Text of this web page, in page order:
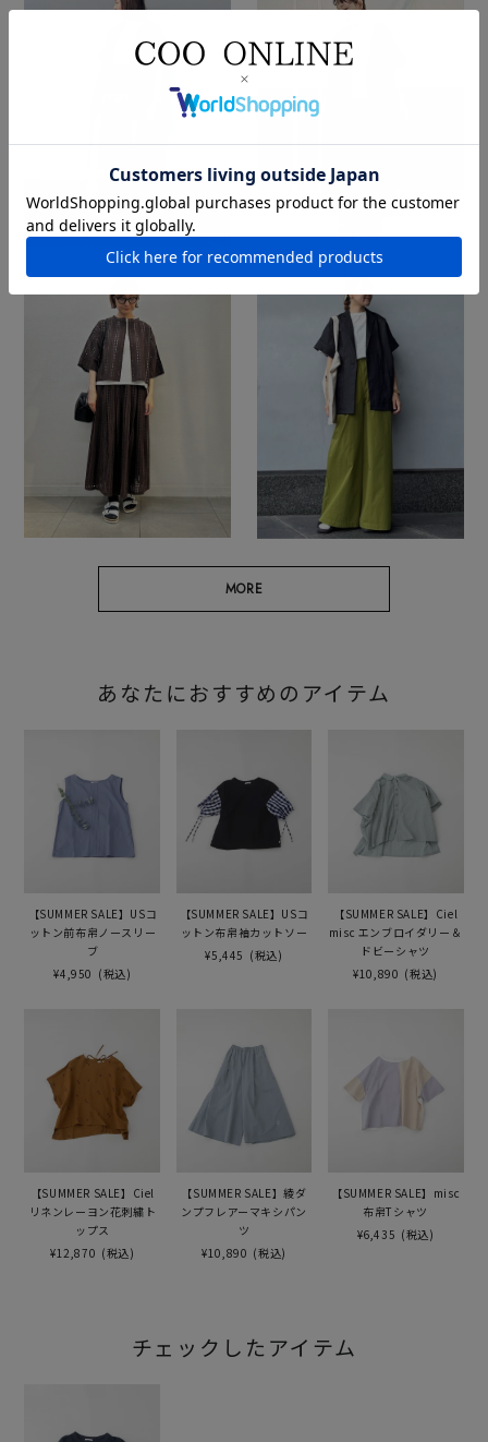
MORE
あなたにおすすめのアイテム
【SUMMER SALE】USコ
ットン前布帛ノースリー
ブ
¥4,950 (税込)
【SUMMER SALE】USコ
ットン布帛袖カットソー
¥5,445 (税込)
【SUMMER SALE】Ciel
misc エンブロイダリー＆
ドビーシャツ
¥10,890 (税込)
【SUMMER SALE】Ciel
リネンレーヨン花刺繍ト
ップス
¥12,870 (税込)
【SUMMER SALE】綾ダ
ンプフレアーマキシパン
ツ
¥10,890 (税込)
【SUMMER SALE】misc
布帛Tシャツ
¥6,435 (税込)
チェックしたアイテム